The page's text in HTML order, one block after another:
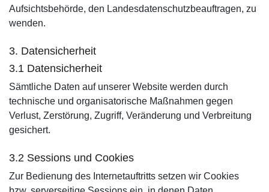
Aufsichtsbehörde, den Landesdatenschutzbeauftragen, zu
wenden.
3. Datensicherheit
3.1 Datensicherheit
Sämtliche Daten auf unserer Website werden durch
technische und organisatorische Maßnahmen gegen
Verlust, Zerstörung, Zugriff, Veränderung und Verbreitung
gesichert.
3.2 Sessions und Cookies
Zur Bedienung des Internetauftritts setzen wir Cookies